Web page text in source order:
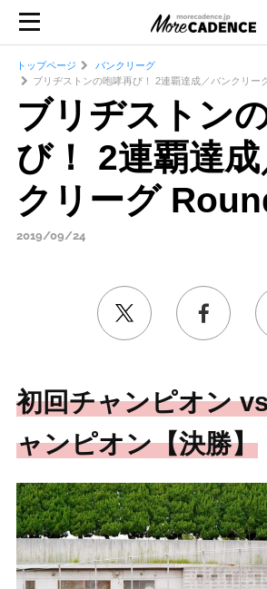
トップページ
バンクリーグ
ブリヂストンの咆哮再び！ 2連覇達成／バンクリー
ブリヂストン
び！ 2連覇達
クリーグ
2019/09/24
初回チャンピオン
ャンピオン【決勝】